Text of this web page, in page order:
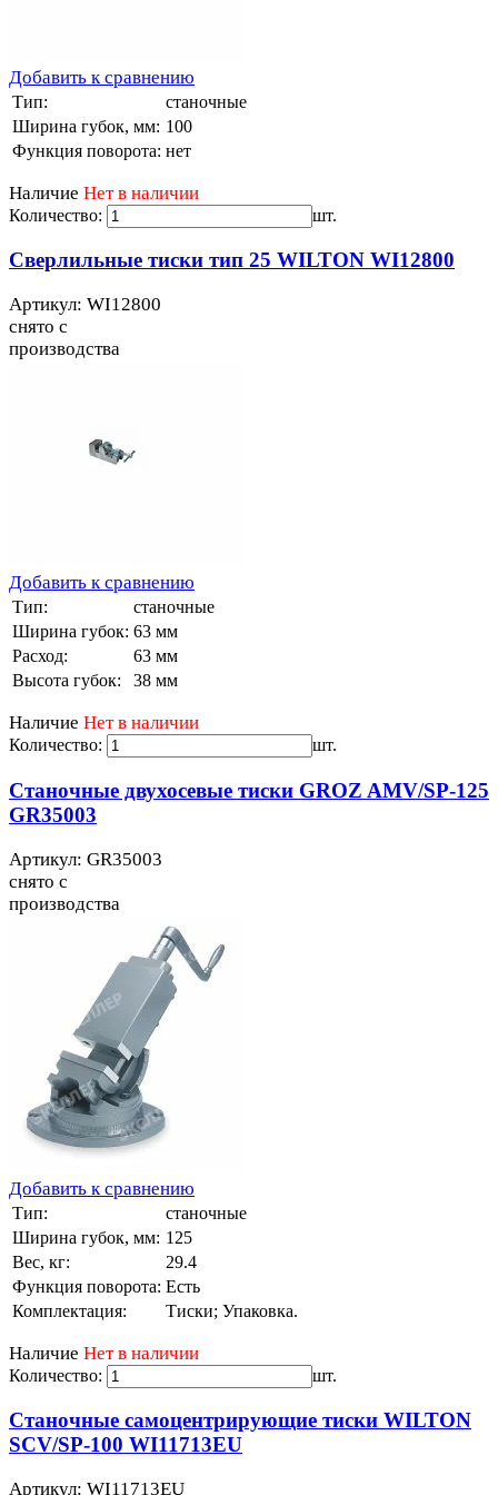
Добавить к сравнению
Тип:
станочные
Ширина губок, мм: 100
Функция поворота: нет
Наличие Нет в наличии
Количество: шт.
Сверлильные тиски тип 25 WILTON WI12800
Артикул: WI12800
снято с
производства
Добавить к сравнению
Тип:
станочные
Ширина губок: 63 мм
Расход:
63 мм
Высота губок:
38 мм
Наличие Нет в наличии
Количество: шт.
Станочные двухосевые тиски GROZ AMV/SP-125
GR35003
Артикул: GR35003
снято с
производства
Добавить к сравнению
Тип:
станочные
Ширина губок, мм: 125
Вес, кг:
29.4
Функция поворота: Есть
Комплектация:
Тиски; Упаковка.
Наличие Нет в наличии
Количество: шт.
Станочные самоцентрирующие тиски WILTON
SCV/SP-100 WI11713EU
Артикул: WI11713EU